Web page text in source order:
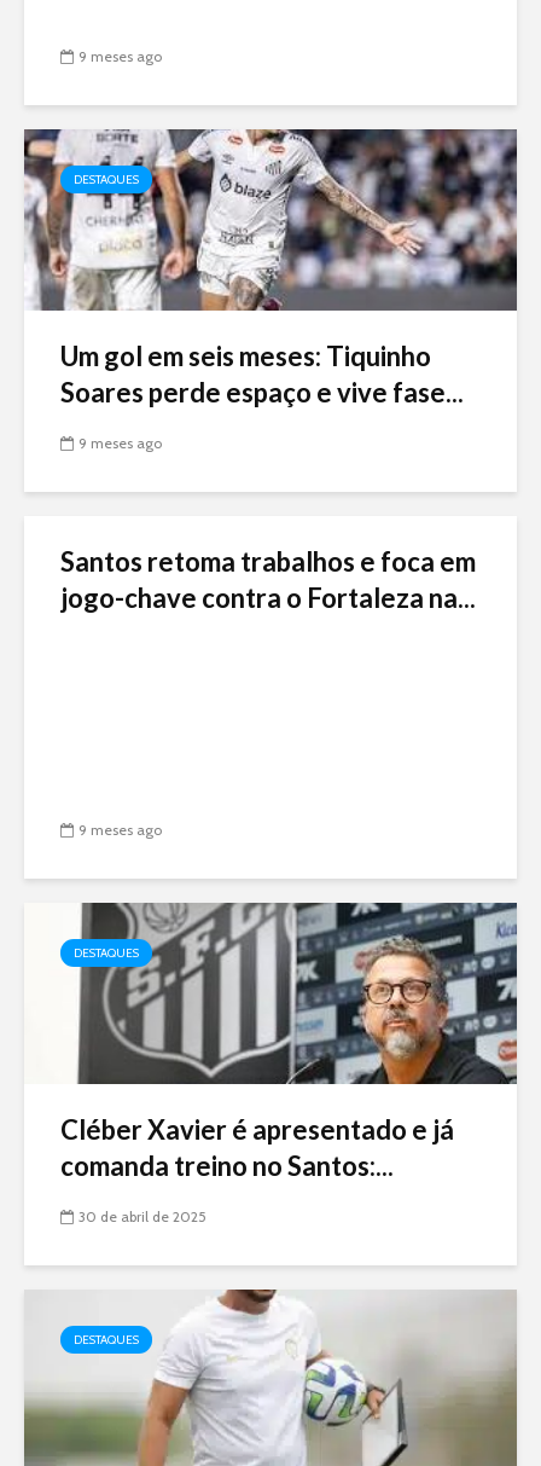
9 meses ago
DESTAQUES
Um gol em seis meses: Tiquinho
Soares perde espaço e vive fase...
9 meses ago
Santos retoma trabalhos e foca em
jogo-chave contra o Fortaleza na...
9 meses ago
DESTAQUES
Cléber Xavier é apresentado e já
comanda treino no Santos:...
30 de abril de 2025
DESTAQUES